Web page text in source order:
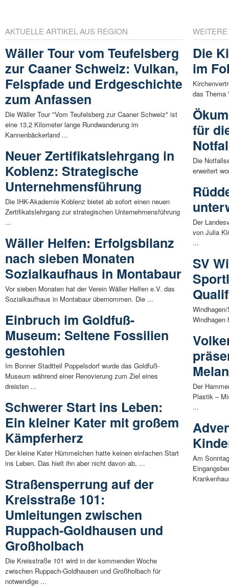
AKTUELLE ARTIKEL AUS REGION
Wäller Tour vom Teufelsberg
zur Caaner Schweiz: Vulkan,
Felspfade und Erdgeschichte
zum Anfassen
Die Wäller Tour "Vom Teufelsberg zur Caaner Schweiz" ist
eine 13,2 Kilometer lange Rundwanderung im
Kannenbäckerland ...
Neuer Zertifikatslehrgang in
Koblenz: Strategische
Unternehmensführung
Die IHK-Akademie Koblenz bietet ab sofort einen neuen
Zertifikatslehrgang zur strategischen Unternehmensführung
...
Wäller Helfen: Erfolgsbilanz
nach sieben Monaten
Sozialkaufhaus in Montabaur
Vor sieben Monaten hat der Verein Wäller Helfen e.V. das
Sozialkaufhaus in Montabaur übernommen. Die ...
Einbruch im Goldfuß-
Museum: Seltene Fossilien
gestohlen
Im Bonner Stadtteil Poppelsdorf wurde das Goldfuß-
Museum während einer Renovierung zum Ziel eines
dreisten ...
Schwerer Start ins Leben:
Ein kleiner Kater mit großem
Kämpferherz
Der kleine Kater Hümmelchen hatte keinen einfachen Start
ins Leben. Das hielt ihn aber nicht davon ab, ...
Straßensperrung auf der
Kreisstraße 101:
Umleitungen zwischen
Ruppach-Goldhausen und
Großholbach
Die Kreisstraße 101 wird in der kommenden Woche
zwischen Ruppach-Goldhausen und Großholbach für
notwendige ...
Die
im
das Thema
für
Die
erweitert
Der
von Julia
...
SV
Windhagen
Der
Plastik –
...
Am